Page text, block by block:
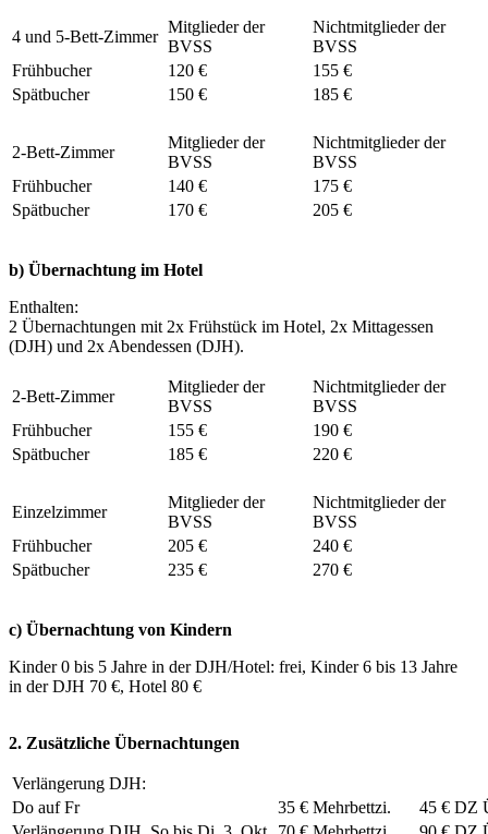
4 und 5-Bett-Zimmer
Mitglieder der
BVSS
Nichtmitglieder der
BVSS
Frühbucher
120 €
155 €
Spätbucher
150 € 185 €
2-Bett-Zimmer
Mitglieder der
BVSS
Nichtmitglieder der
BVSS
Frühbucher
140 €
175 €
Spätbucher
170 € 205 €
b) Übernachtung im Hotel
Enthalten:
2 Übernachtungen mit 2x Frühstück im Hotel, 2x Mittagessen
(DJH) und 2x Abendessen (DJH).
2-Bett-Zimmer
Mitglieder der
BVSS
Nichtmitglieder der
BVSS
Frühbucher
155 €
190 €
Spätbucher
185 € 220 €
Einzelzimmer
Mitglieder der
BVSS
Nichtmitglieder der
BVSS
Frühbucher
205 €
240 €
Spätbucher
235 € 270 €
c) Übernachtung von Kindern
Kinder 0 bis 5 Jahre in der DJH/Hotel: frei, Kinder 6 bis 13 Jahre
in der DJH 70 €, Hotel 80 €
2. Zusätzliche Übernachtungen
Verlängerung DJH:
Do auf Fr
35 € Mehrbettzi.
45 € DZ